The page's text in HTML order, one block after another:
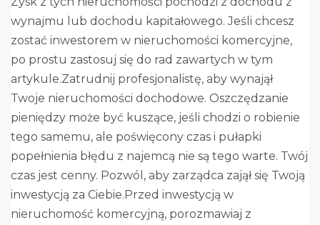
wynajmu lub dochodu kapitałowego. Jeśli chcesz
zostać inwestorem w nieruchomości komercyjne,
po prostu zastosuj się do rad zawartych w tym
artykule.Zatrudnij profesjonalistę, aby wynajął
Twoje nieruchomości dochodowe. Oszczędzanie
pieniędzy może być kuszące, jeśli chodzi o robienie
tego samemu, ale poświęcony czas i pułapki
popełnienia błędu z najemcą nie są tego warte. Twój
czas jest cenny. Pozwól, aby zarządca zajął się Twoją
inwestycją za Ciebie.Przed inwestycją w
nieruchomość komercyjną, porozmawiaj z